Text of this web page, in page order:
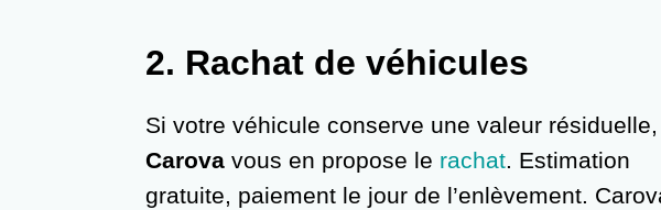
2. Rachat de véhicules
Si votre véhicule conserve une valeur résiduelle,
Carova vous en propose le rachat. Estimation
gratuite, paiement le jour de l’enlèvement.